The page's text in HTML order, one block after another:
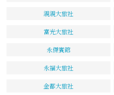
親親大旅社
富光大旅社
永傑賓館
永福大旅社
金都大旅社